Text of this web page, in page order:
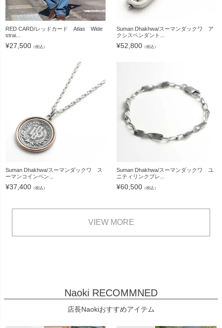
RED CARD/レッドカード Atlas Wide
strai...
¥27,500 （税込）
Suman Dhakhwa/スーマンダックワ ア
クシスペンダント...
¥52,800 （税込）
Suman Dhakhwa/スーマンダックワ ス
ーマンコインペン...
¥37,400 （税込）
Suman Dhakhwa/スーマンダックワ ユ
ニティリンクブレ...
¥60,500 （税込）
VIEW MORE
Naoki RECOMMNED
店長Naokiおすすめアイテム